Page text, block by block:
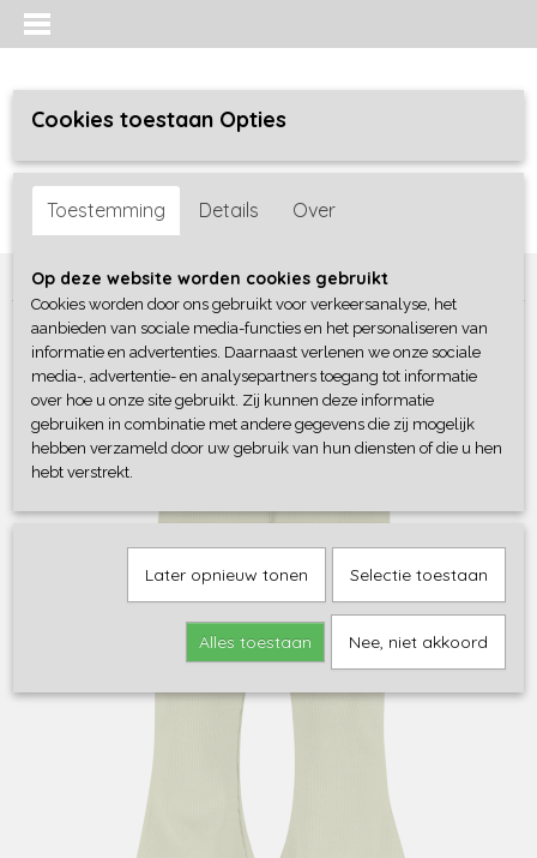
Inloggen Registreren
Home >Meisjes>broeken>4President
Cookies toestaan Opties
Toestemming Details Over
Op deze website worden cookies gebruikt
Cookies worden door ons gebruikt voor verkeersanalyse, het
aanbieden van sociale media-functies en het personaliseren van
informatie en advertenties. Daarnaast verlenen we onze sociale
media-, advertentie- en analysepartners toegang tot informatie
over hoe u onze site gebruikt. Zij kunnen deze informatie
gebruiken in combinatie met andere gegevens die zij mogelijk
hebben verzameld door uw gebruik van hun diensten of die u hen
hebt verstrekt.
Later opnieuw tonen Selectie toestaan
Alles toestaan Nee, niet akkoord